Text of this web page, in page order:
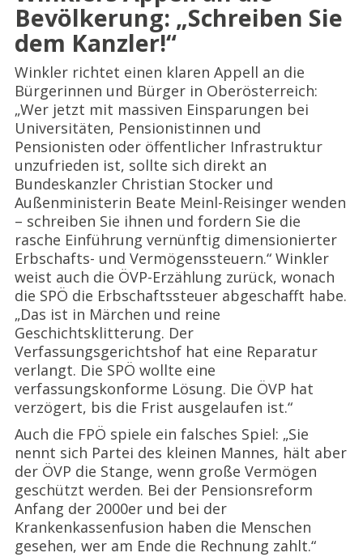
Bevölkerung: „Schreiben Sie
dem Kanzler!“
Winkler richtet einen klaren Appell an die
Bürgerinnen und Bürger in Oberösterreich:
„Wer jetzt mit massiven Einsparungen bei
Universitäten, Pensionistinnen und
Pensionisten oder öffentlicher Infrastruktur
unzufrieden ist, sollte sich direkt an
Bundeskanzler Christian Stocker und
Außenministerin Beate Meinl-Reisinger wenden
– schreiben Sie ihnen und fordern Sie die
rasche Einführung vernünftig dimensionierter
Erbschafts- und Vermögenssteuern.“ Winkler
weist auch die ÖVP-Erzählung zurück, wonach
die SPÖ die Erbschaftssteuer abgeschafft habe.
„Das ist in Märchen und reine
Geschichtsklitterung. Der
Verfassungsgerichtshof hat eine Reparatur
verlangt. Die SPÖ wollte eine
verfassungskonforme Lösung. Die ÖVP hat
verzögert, bis die Frist ausgelaufen ist.“
Auch die FPÖ spiele ein falsches Spiel: „Sie
nennt sich Partei des kleinen Mannes, hält aber
der ÖVP die Stange, wenn große Vermögen
geschützt werden. Bei der Pensionsreform
Anfang der 2000er und bei der
Krankenkassenfusion haben die Menschen
gesehen, wer am Ende die Rechnung zahlt.“